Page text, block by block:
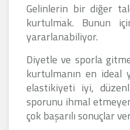
Gelinlerin bir diğer
kurtulmak. Bunun
yararlanabiliyor.
Diyetle ve sporla
kurtulmanın en ideal
elastikiyeti iyi,
sporunu ihmal
çok başarılı sonuçlar